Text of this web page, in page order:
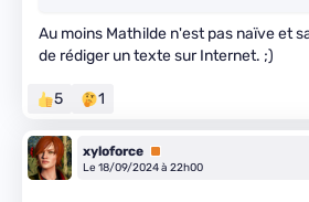
Au moins Mathilde n'est pas naïve et
de rédiger un texte sur Internet. ;)
5 1
xyloforce Premium
Le 18/09/2024 à 22h00